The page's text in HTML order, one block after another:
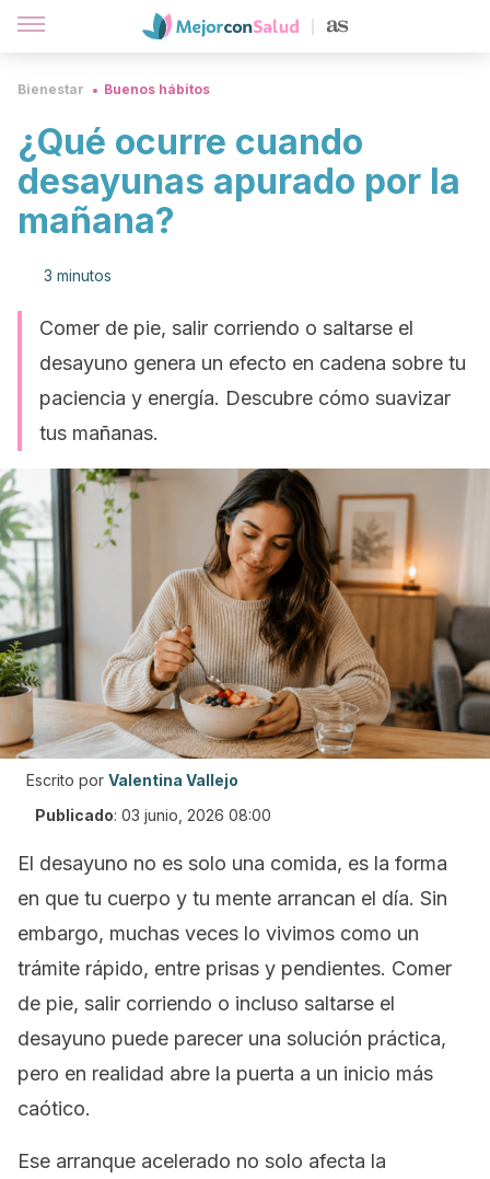
Bienestar Buenos hábitos
¿Qué ocurre cuando
desayunas apurado por la
mañana?
3 minutos
Comer de pie, salir corriendo o saltarse el
desayuno genera un efecto en cadena sobre tu
paciencia y energía. Descubre cómo suavizar
tus mañanas.
Escrito por Valentina Vallejo
Publicado: 03 junio, 2026 08:00
El desayuno no es solo una comida, es la forma
en que tu cuerpo y tu mente arrancan el día. Sin
embargo, muchas veces lo vivimos como un
trámite rápido, entre prisas y pendientes. Comer
de pie, salir corriendo o incluso saltarse el
desayuno puede parecer una solución práctica,
pero en realidad abre la puerta a un inicio más
caótico.
Ese arranque acelerado no solo afecta la